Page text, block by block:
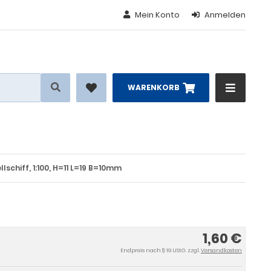
Mein Konto Anmelden
WARENKORB
1:100, H=11 L=19 B=10mm
1,60 €
Endpreis nach § 19 UStG. zzgl.Versandkosten